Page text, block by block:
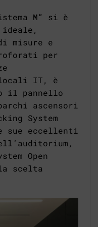
M” si è
misure e
per
IT, è
il pannello
ascensori
System
sue eccellenti
Open
scelta